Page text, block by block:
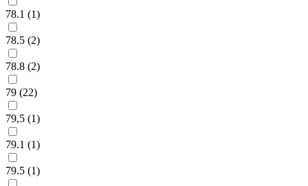
78.1 (1)
78.5 (2)
78.8 (2)
79 (22)
79,5 (1)
79.1 (1)
79.5 (1)